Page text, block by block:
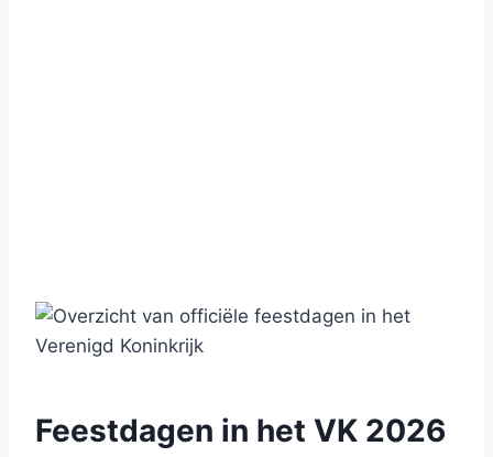
Feestdagen in het VK 2026